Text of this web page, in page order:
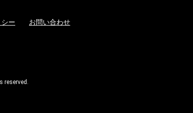
ー お問い合わせ
reserved.